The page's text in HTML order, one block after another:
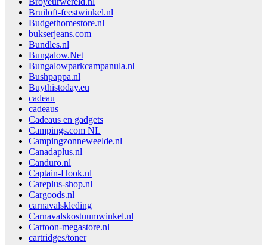
Bruiloft-feestwinkel.nl
Budgethomestore.nl
bukserjeans.com
Bundles.nl
Bungalow.Net
Bungalowparkcampanula.nl
Bushpappa.nl
Buythistoday.eu
cadeau
cadeaus
Cadeaus en gadgets
Campings.com NL
Campingzonneweelde.nl
Canadaplus.nl
Canduro.nl
Captain-Hook.nl
Careplus-shop.nl
Cargoods.nl
carnavalskleding
Carnavalskostuumwinkel.nl
Cartoon-megastore.nl
cartridges/toner